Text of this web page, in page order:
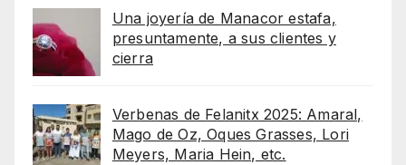
Una joyería de Manacor estafa,
presuntamente, a sus clientes y
cierra
Verbenas de Felanitx 2025: Amaral,
Mago de Oz, Oques Grasses, Lori
Meyers, Maria Hein, etc.